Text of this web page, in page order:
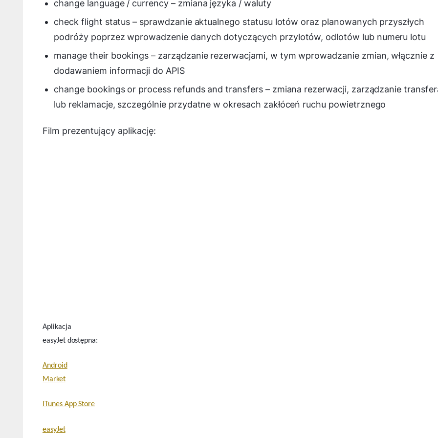
change language / currency – zmiana języka / waluty
check flight status – sprawdzanie aktualnego statusu lotów oraz planowanych przyszłych
podróży poprzez wprowadzenie danych dotyczących przylotów, odlotów lub numeru lotu
manage their bookings – zarządzanie rezerwacjami, w tym wprowadzanie zmian, włącznie z
dodawaniem informacji do APIS
change bookings or process refunds and transfers – zmiana rezerwacji, zarządzanie
lub reklamacje, szczególnie przydatne w okresach zakłóceń ruchu powietrznego
Film prezentujący aplikację:
Aplikacja
easyJet dostępna:
Android
Market
ITunes App Store
easyJet